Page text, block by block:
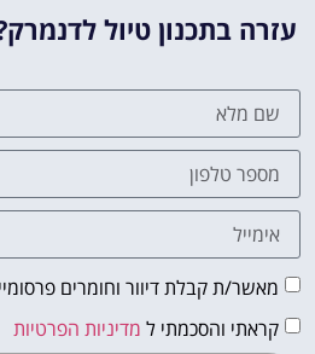
עזרה בתכנון טיול
מאשר/ת קבלת דיוור וחומרים
קראתי והסכמתי ל מדיניות הפרטיות